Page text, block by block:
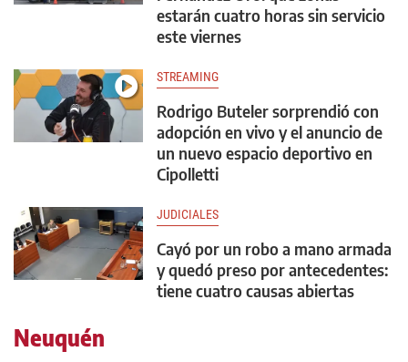
estarán cuatro horas sin servicio
este viernes
STREAMING
Rodrigo Buteler sorprendió con
adopción en vivo y el anuncio de
un nuevo espacio deportivo en
Cipolletti
JUDICIALES
Cayó por un robo a mano armada
y quedó preso por antecedentes:
tiene cuatro causas abiertas
Neuquén